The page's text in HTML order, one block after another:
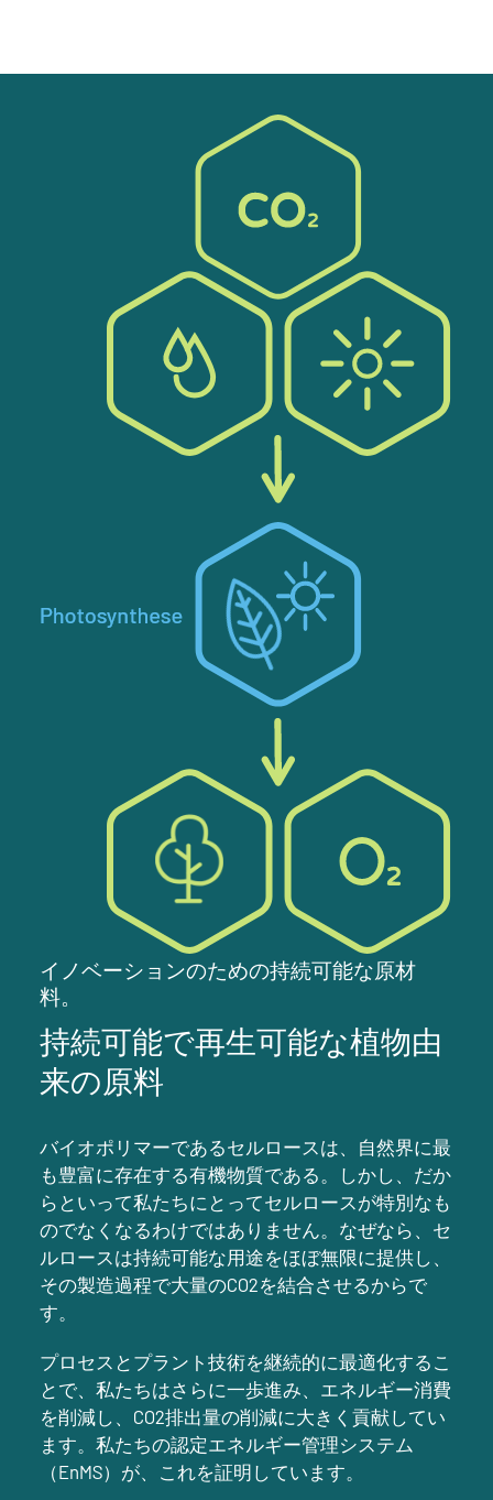
イノベーションのための持続可能な原材
料。
持続可能で再生可能な植物由
来の原料
バイオポリマーであるセルロースは、自然界に最
も豊富に存在する有機物質である。しかし、だか
らといって私たちにとってセルロースが特別なも
のでなくなるわけではありません。なぜなら、セ
ルロースは持続可能な用途をほぼ無限に提供し、
その製造過程で大量のCO2を結合させるからで
す。
プロセスとプラント技術を継続的に最適化するこ
とで、私たちはさらに一歩進み、エネルギー消費
を削減し、CO2排出量の削減に大きく貢献してい
ます。私たちの認定エネルギー管理システム
（EnMS）が、これを証明しています。